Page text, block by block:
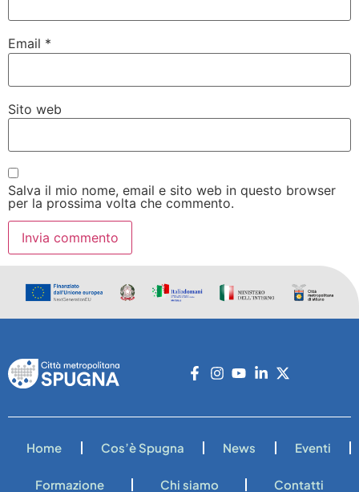
Email *
Sito web
Salva il mio nome, email e sito web in questo browser
per la prossima volta che commento.
Home Cos’è Spugna News Eventi
Formazione Chi siamo Contatti